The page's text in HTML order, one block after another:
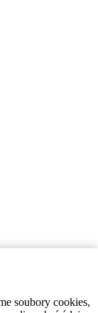
soubory cookies,